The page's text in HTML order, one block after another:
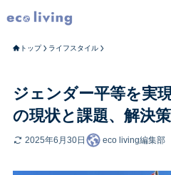
トップ ライフスタイル
ジェンダー平等を実
の現状と課題、解決
2025年6月30日 eco living編集部